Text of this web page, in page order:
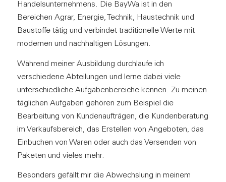
Handelsunternehmens. Die BayWa ist in den
Bereichen Agrar, Energie, Technik, Haustechnik und
Baustoffe tätig und verbindet traditionelle Werte mit
modernen und nachhaltigen Lösungen.
Während meiner Ausbildung durchlaufe ich
verschiedene Abteilungen und lerne dabei viele
unterschiedliche Aufgabenbereiche kennen. Zu meinen
täglichen Aufgaben gehören zum Beispiel die
Bearbeitung von Kundenaufträgen, die Kundenberatung
im Verkaufsbereich, das Erstellen von Angeboten, das
Einbuchen von Waren oder auch das Versenden von
Paketen und vieles mehr.
Besonders gefällt mir die Abwechslung in meinem